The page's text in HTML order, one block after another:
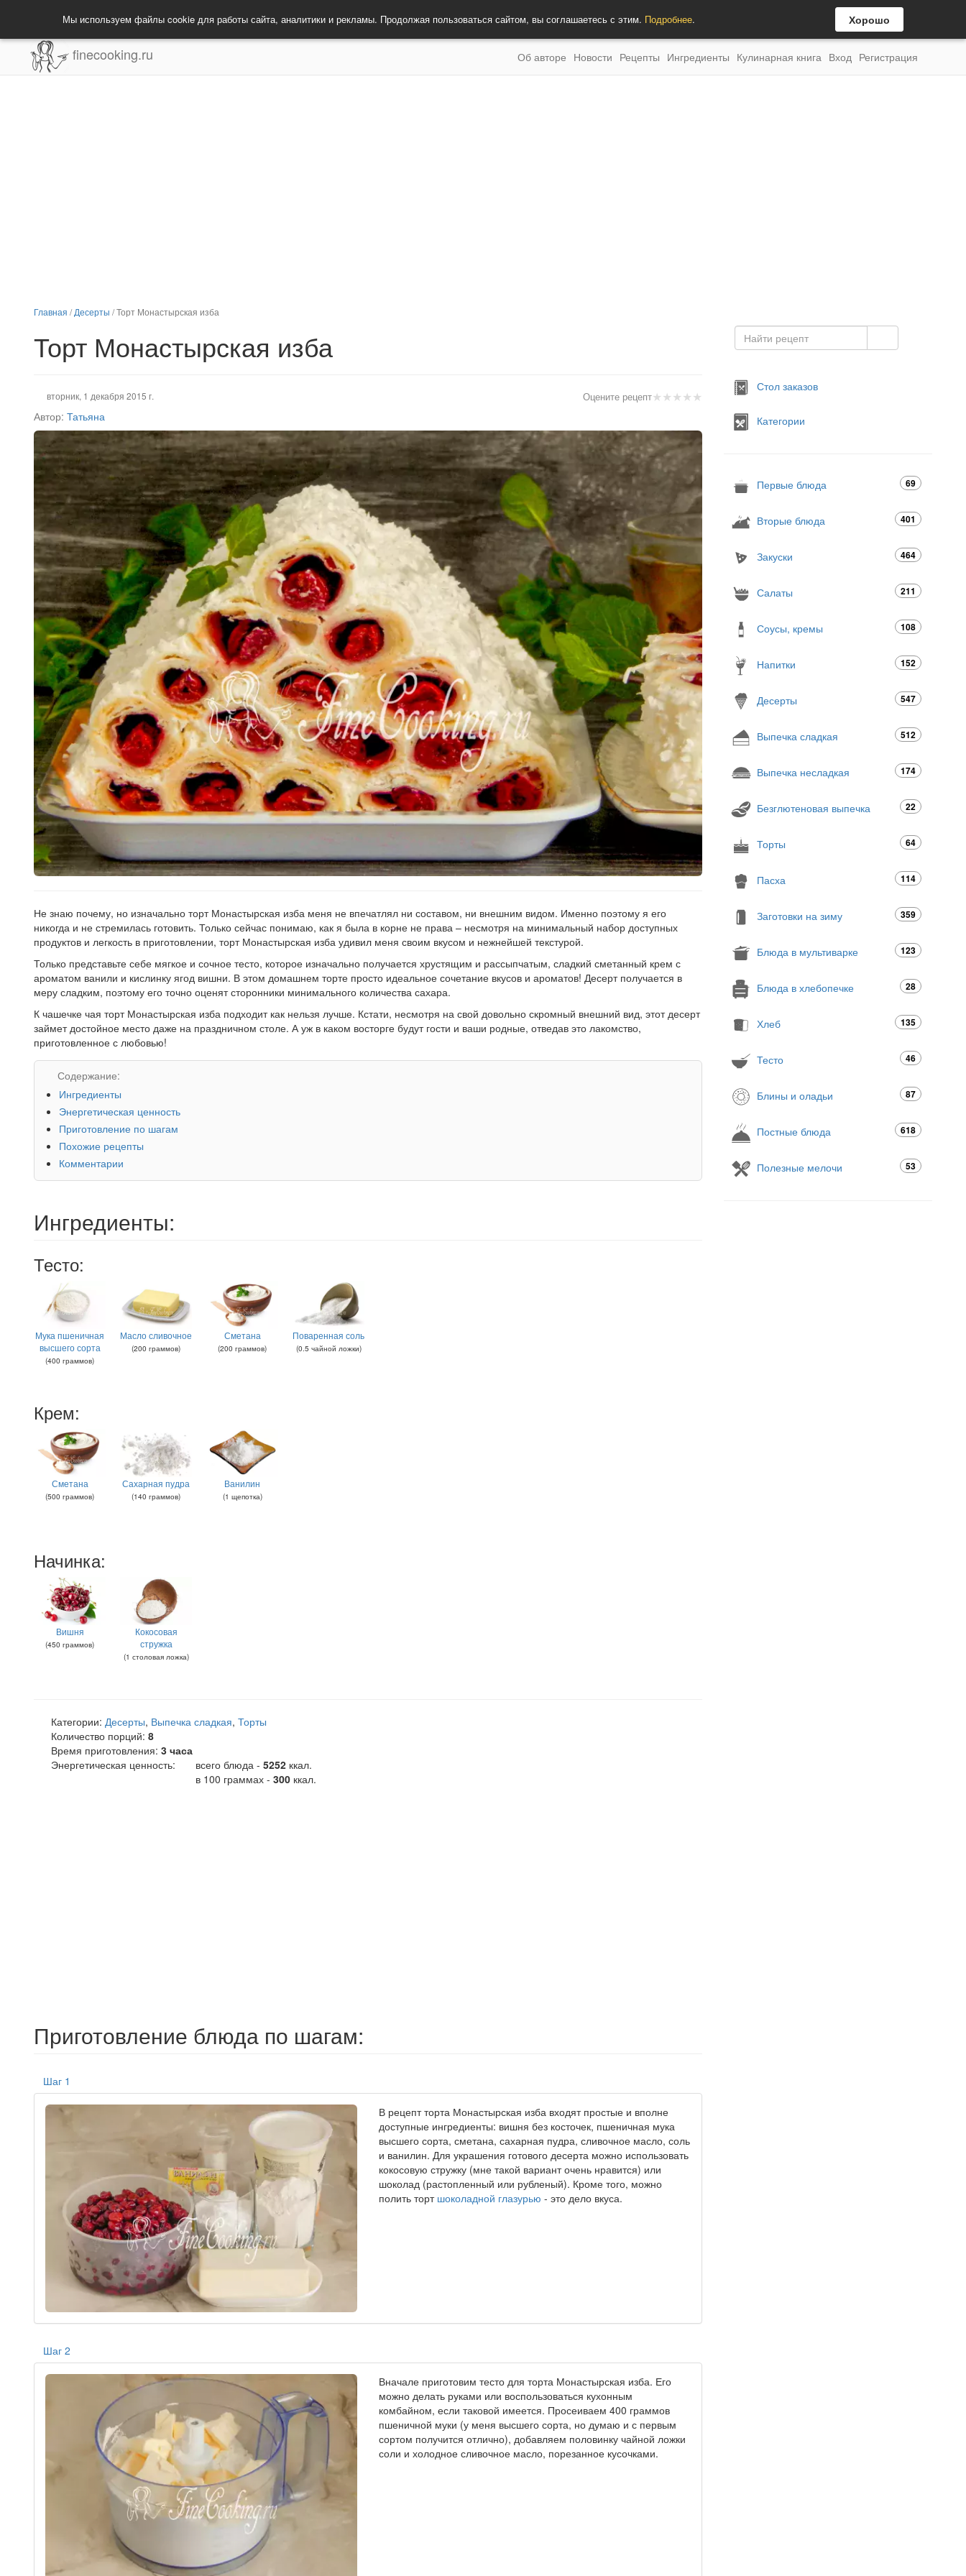
Мы используем файлы cookie для работы сайта, аналитики и рекламы. Продолжая пользоваться сайтом, вы соглашаетесь с этим. Подробнее. Хорошо
finecooking.ru Об авторе Новости Рецепты Ингредиенты Кулинарная книга Вход Регистрация
Главная /Десерты /Торт Монастырская изба
Торт Монастырская изба
★★★★★
Оцените рецепт
вторник, 1 декабря 2015 г.
Автор: Татьяна
Не знаю почему, но изначально торт Монастырская изба меня не впечатлял ни составом, ни внешним видом. Именно поэтому я его
никогда и не стремилась готовить. Только сейчас понимаю, как я была в корне не права – несмотря на минимальный набор доступных
продуктов и легкость в приготовлении, торт Монастырская изба удивил меня своим вкусом и нежнейшей текстурой.
Только представьте себе мягкое и сочное тесто, которое изначально получается хрустящим и рассыпчатым, сладкий сметанный крем с
ароматом ванили и кислинку ягод вишни. В этом домашнем торте просто идеальное сочетание вкусов и ароматов! Десерт получается в
меру сладким, поэтому его точно оценят сторонники минимального количества сахара.
К чашечке чая торт Монастырская изба подходит как нельзя лучше. Кстати, несмотря на свой довольно скромный внешний вид, этот десерт
займет достойное место даже на праздничном столе. А уж в каком восторге будут гости и ваши родные, отведав это лакомство,
приготовленное с любовью!
Содержание:
Ингредиенты
Энергетическая ценность
Приготовление по шагам
Похожие рецепты
Комментарии
Ингредиенты:
Тесто:
Мука пшеничная
высшего сорта
(400 граммов)
Масло сливочное
(200 граммов)
Сметана
(200 граммов)
Поваренная соль
(0.5 чайной ложки)
Крем:
Сметана
(500 граммов)
Сахарная пудра
(140 граммов)
Ванилин
(1 щепотка)
Начинка:
Вишня
(450 граммов)
Кокосовая
стружка
(1 столовая ложка)
Категории: Десерты, Выпечка сладкая, Торты
Количество порций: 8
Время приготовления: 3 часа
Энергетическая ценность:
всего блюда - 5252 ккал.
в 100 граммах - 300 ккал.
Приготовление блюда по шагам:
Шаг 1
В рецепт торта Монастырская изба входят простые и вполне
доступные ингредиенты: вишня без косточек, пшеничная мука
высшего сорта, сметана, сахарная пудра, сливочное масло, соль
и ванилин. Для украшения готового десерта можно использовать
кокосовую стружку (мне такой вариант очень нравится) или
шоколад (растопленный или рубленый). Кроме того, можно
полить торт шоколадной глазурью - это дело вкуса.
Шаг 2
Вначале приготовим тесто для торта Монастырская изба. Его
можно делать руками или воспользоваться кухонным
комбайном, если таковой имеется. Просеиваем 400 граммов
пшеничной муки (у меня высшего сорта, но думаю и с первым
сортом получится отлично), добавляем половинку чайной ложки
соли и холодное сливочное масло, порезанное кусочками.
Стол заказов
Категории
Первые блюда 69
Вторые блюда 401
Закуски 464
Салаты 211
Соусы, кремы 108
Напитки 152
Десерты 547
Выпечка сладкая 512
Выпечка несладкая 174
Безглютеновая выпечка 22
Торты 64
Пасха 114
Заготовки на зиму 359
Блюда в мультиварке 123
Блюда в хлебопечке 28
Хлеб 135
Тесто 46
Блины и оладьи 87
Постные блюда 618
Полезные мелочи 53